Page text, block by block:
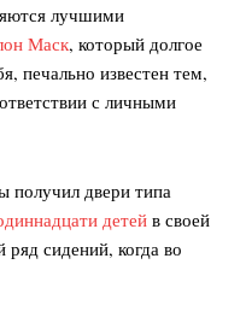
лучшими
Маск, который долгое
печально известен тем,
с личными
получил двери типа
детейв своей
ряд сидений, когда во